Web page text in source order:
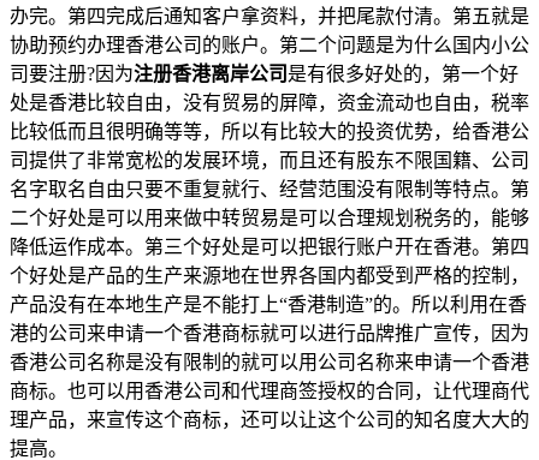
办完。第四完成后通知客户拿资料，并把尾款付清。第五就是
协助预约办理香港公司的账户。第二个问题是为什么国内小公
司要注册?因为注册香港离岸公司 是有很多好处的，第一个好
处是香港比较自由，没有贸易的屏障，资金流动也自由，税率
比较低而且很明确等等，所以有比较大的投资优势，给香港公
司提供了非常宽松的发展环境，而且还有股东不限国籍、公司
名字取名自由只要不重复就行、经营范围没有限制等特点。第
二个好处是可以用来做中转贸易是可以合理规划税务的，能够
降低运作成本。第三个好处是可以把银行账户开在香港。第四
个好处是产品的生产来源地在世界各国内都受到严格的控制，
产品没有在本地生产是不能打上“香港制造”的。所以利用在香
港的公司来申请一个香港商标就可以进行品牌推广宣传，因为
香港公司名称是没有限制的就可以用公司名称来申请一个香港
商标。也可以用香港公司和代理商签授权的合同，让代理商代
理产品，来宣传这个商标，还可以让这个公司的知名度大大的
提高。